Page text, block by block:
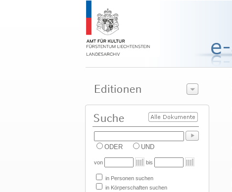
ODER UND
von bis
in Personen suchen
in Körperschaften suchen